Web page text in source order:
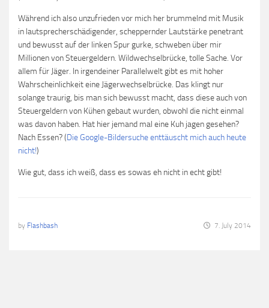
Während ich also unzufrieden vor mich her brummelnd mit Musik
in lautsprecherschädigender, scheppernder Lautstärke penetrant
und bewusst auf der linken Spur gurke, schweben über mir
Millionen von Steuergeldern. Wildwechselbrücke, tolle Sache. Vor
allem für Jäger. In irgendeiner Parallelwelt gibt es mit hoher
Wahrscheinlichkeit eine Jägerwechselbrücke. Das klingt nur
solange traurig, bis man sich bewusst macht, dass diese auch von
Steuergeldern von Kühen gebaut wurden, obwohl die nicht einmal
was davon haben. Hat hier jemand mal eine Kuh jagen gesehen?
Nach Essen? (Die Google-Bildersuche enttäuscht mich auch heute
nicht!)
Wie gut, dass ich weiß, dass es sowas eh nicht in echt gibt!
by Flashbash 7. July 2014